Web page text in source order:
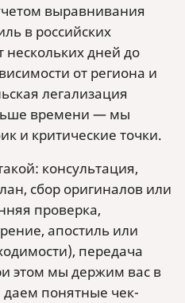
выравнивания
в российских
нескольких дней до
от региона и
легализация
времени — мы
и критические точки.
консультация,
сбор оригиналов или
проверка,
апостиль или
передача
этом мы держим вас в
понятные чек-